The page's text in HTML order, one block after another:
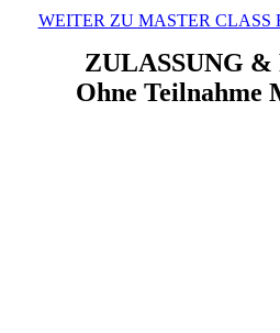
WEITER ZU MASTER CLASS
ZULASSUNG &
Ohne Teilnahme